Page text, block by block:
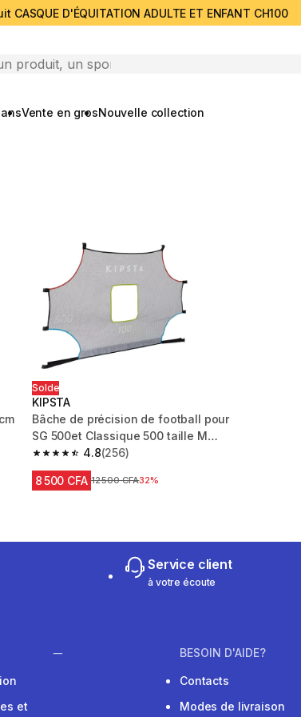
CASQUE D'ÉQUITATION ADULTE ET ENFANT CH100
Vente en grosNouvelle collection
Solde
KIPSTA
Bâche de précision de football pour
SG 500et Classique 500 taille M
1,8m x 1,20m
4.8
4.8 out of 5 stars from 256 reviews
(256)
8 500 CFA Prix avant réduction
12 500 CFA32%
Service client
à votre écoute
et
BESOIN D'AIDE?
Contacts
Modes de livraison